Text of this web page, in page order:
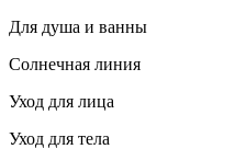
Для душа и ванны
Солнечная линия
Уход для лица
Уход для тела